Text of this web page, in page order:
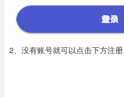
2、没有账号就可以点击下方注册